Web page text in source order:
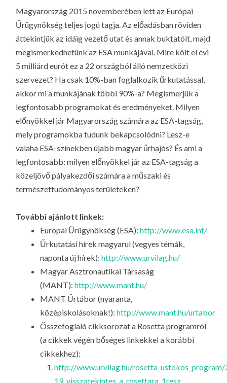
Magyarország 2015 novemberében lett az Európai
Űrügynökség teljes jogú tagja. Az előadásban röviden
áttekintjük az idáig vezető utat és annak buktatóit, majd
megismerkedhetünk az ESA munkájával. Mire költ el évi
5 milliárd eurót ez a 22 országból álló nemzetközi
szervezet? Ha csak 10%-ban foglalkozik űrkutatással,
akkor mi a munkájának többi 90%-a? Megismerjük a
legfontosabb programokat és eredményeket. Milyen
előnyökkel jár Magyarország számára az ESA-tagság,
mely programokba tudunk bekapcsolódni? Lesz-e
valaha ESA-színekben újabb magyar űrhajós? És ami a
legfontosabb: milyen előnyökkel jár az ESA-tagság a
közeljövő pályakezdői számára a műszaki és
természettudományos területeken?
További ajánlott linkek:
Európai Űrügynökség (ESA):http://www.esa.int/
Űrkutatási hírek magyarul (vegyes témák,
naponta új hírek):http://www.urvilag.hu/
Magyar Asztronautikai Társaság
(MANT):http://www.mant.hu/
MANT Űrtábor (nyaranta,
középiskolásoknak!):http://www.mant.hu/urtabor
Összefoglaló cikksorozat a Rosetta programról
(a cikkek végén bőséges linkekkel a korábbi
cikkekhez):
http://www.urvilag.hu/
19_visszatekintes_a_rosettara_1resz